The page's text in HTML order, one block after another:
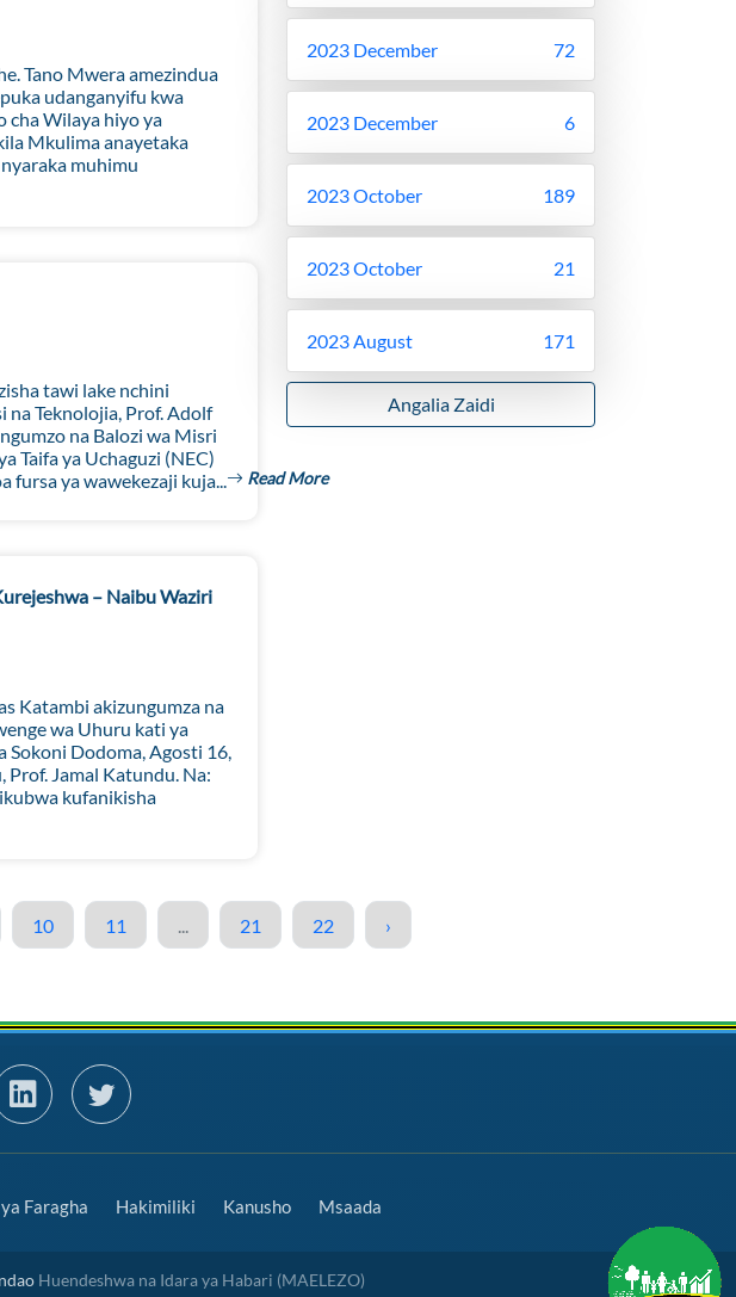
Tano Mwera amezindua
udanganyifu kwa
cha Wilaya hiyo ya
Mkulima anayetaka
muhimu
tawi lake nchini
na Teknolojia, Prof. Adolf
na Balozi wa Misri
Taifa ya Uchaguzi (NEC)
fursa ya wawekezaji kuja...
Read More
– Naibu Waziri
Katambi akizungumza na
wa Uhuru kati ya
Sokoni Dodoma, Agosti 16,
Jamal Katundu. Na:
kufanikisha
2023 December 72
2023 December 6
2023 October 189
2023 October 21
2023 August 171
Angalia Zaidi
10 11 ... 21 22 ›
Faragha Hakimiliki Kanusho Msaada
Huendeshwa na Idara ya Habari (MAELEZO)